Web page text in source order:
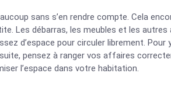
sans s’en rendre compte. Cela
Les débarras, les meubles et les
d’espace pour circuler librement.
pensez à ranger vos affaires
l’espace dans votre habitation.